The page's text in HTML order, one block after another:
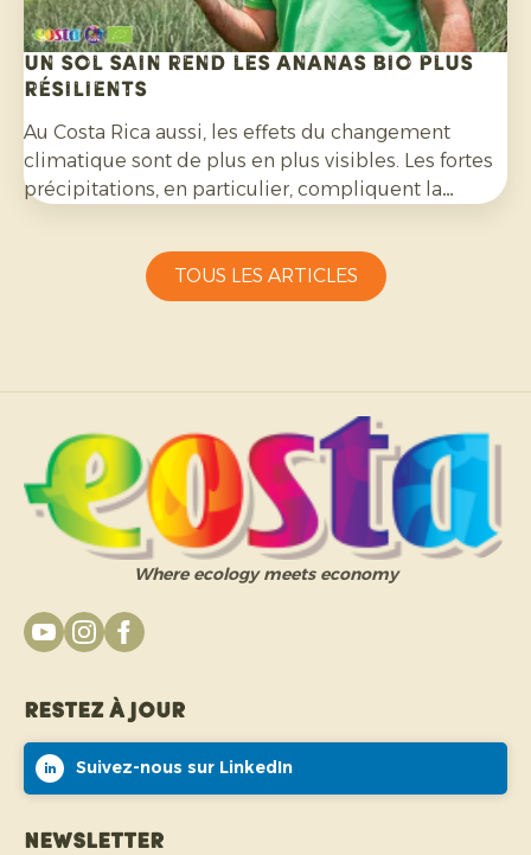
Un sol sain rend les ananas bio plus
résilients
Au Costa Rica aussi, les effets du changement
climatique sont de plus en plus visibles. Les fortes
précipitations, en particulier, compliquent la
capacité d’adaptation de la part des producteurs.
TOUS LES ARTICLES
Where ecology meets economy
Restez à jour
Suivez-nous sur LinkedIn
Newsletter